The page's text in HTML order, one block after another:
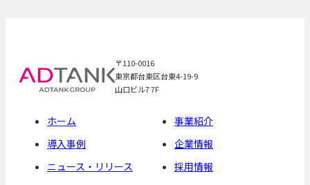
〒110-0016
東京都台東区台東4-19-9
山口ビル7 7F
ホーム
事業紹介
導入事例
企業情報
ニュース・リリース
採用情報